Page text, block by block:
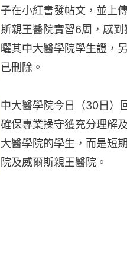
子在小紅書發帖文，並上
斯親王醫院實習6周，感
曬其中大醫學院學生證，
已刪除。
中大醫學院今日（30日）
確保專業操守獲充分理解
大醫學院的學生，而是短
院及威爾斯親王醫院。